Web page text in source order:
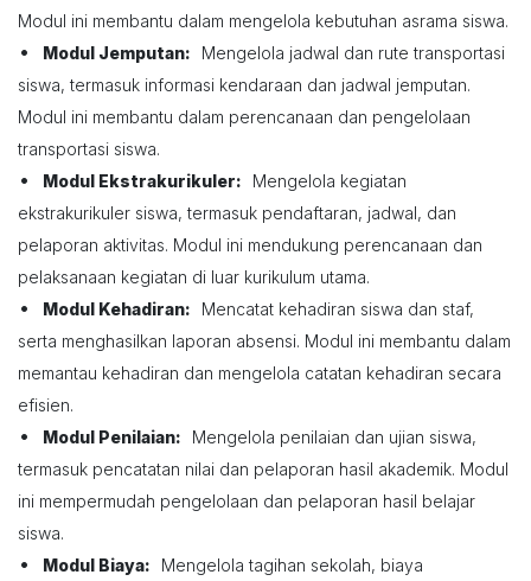
Modul ini membantu dalam mengelola kebutuhan asrama siswa.
• Modul Jemputan:
Mengelola jadwal dan rute transportasi
siswa, termasuk informasi kendaraan dan jadwal jemputan.
Modul ini membantu dalam perencanaan dan pengelolaan
transportasi siswa.
• Modul Ekstrakurikuler:
Mengelola kegiatan
ekstrakurikuler siswa, termasuk pendaftaran, jadwal, dan
pelaporan aktivitas. Modul ini mendukung perencanaan dan
pelaksanaan kegiatan di luar kurikulum utama.
• Modul Kehadiran:
Mencatat kehadiran siswa dan staf,
serta menghasilkan laporan absensi. Modul ini membantu dalam
memantau kehadiran dan mengelola catatan kehadiran secara
efisien.
• Modul Penilaian:
Mengelola penilaian dan ujian siswa,
termasuk pencatatan nilai dan pelaporan hasil akademik. Modul
ini mempermudah pengelolaan dan pelaporan hasil belajar
siswa.
• Modul Biaya:
Mengelola tagihan sekolah, biaya